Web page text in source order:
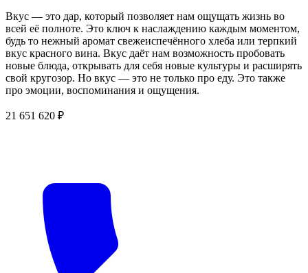
Вкус — это дар, который позволяет нам ощущать жизнь во
всей её полноте. Это ключ к наслаждению каждым моментом,
будь то нежный аромат свежеиспечённого хлеба или терпкий
вкус красного вина. Вкус даёт нам возможность пробовать
новые блюда, открывать для себя новые культуры и расширять
свой кругозор. Но вкус — это не только про еду. Это также
про эмоции, воспоминания и ощущения.
21 651 620 ₽